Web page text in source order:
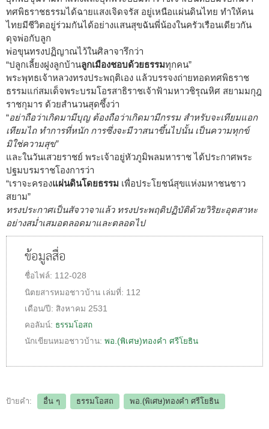
ทศพิธราชธรรมได้ฉายแสงเจิดจรัส อยู่เหนือแผ่นดินไทย ทำให้คน
ไทยมีชีวิตอยู่ร่วมกันได้อย่างแสนสุขฉันพี่น้องในครัวเรือนเดียวกัน
ดุจพ่อกับลูก
พ่อขุนทรงปฏิญาณไว้ในศิลาจารึกว่า
“ปลูกเลี้ยงฝูงลูกบ้านลูกเมืองชอบด้วยธรรมทุกคน”
พระพุทธเจ้าหลวงทรงประพฤติเอง แล้วบรรจงถ่ายทอดทศพิธราช
ธรรมแก่สมเด็จพระบรมโอรสาธิราชเจ้าฟ้ามหาวชิรุณหิศ สยามมกุฎ
ราชกุมาร ด้วยสำนวนสุดซึ้งว่า
“อย่าถือว่าเกิดมามีบุญ ต้องถือว่าเกิดมามีกรรม สำหรับจะเทียมแอก
เทียมไถ ทำการที่หนัก การซึ่งจะมีวาสนาขึ้นไปนั้น เป็นความทุกข์
มิใช่ความสุข”
และในวันเสวยราชย์ พระเจ้าอยู่หัวภูมิพลมหาราช ได้ประกาศพระ
ปฐมบรมราชโองการว่า
“เราจะครองแผ่นดินโดยธรรม เพื่อประโยชน์สุขแห่งมหาชนชาว
สยาม”
ทรงประกาศเป็นสัจวาจาแล้ว ทรงประพฤติปฏิบัติด้วยวิริยะอุตสาหะ
อย่างสม่ำเสมอตลอดมาและตลอดไป
ข้อมูลสื่อ
ชื่อไฟล์: 112-028
นิตยสารหมอชาวบ้าน เล่มที่: 112
เดือน/ปี: สิงหาคม 2531
คอลัมน์: ธรรมโอสถ
นักเขียนหมอชาวบ้าน: พอ.(พิเศษ)ทองคำ ศรีโยธิน
ป้ายคำ: อื่น ๆ ธรรมโอสถ พอ.(พิเศษ)ทองคำ ศรีโยธิน